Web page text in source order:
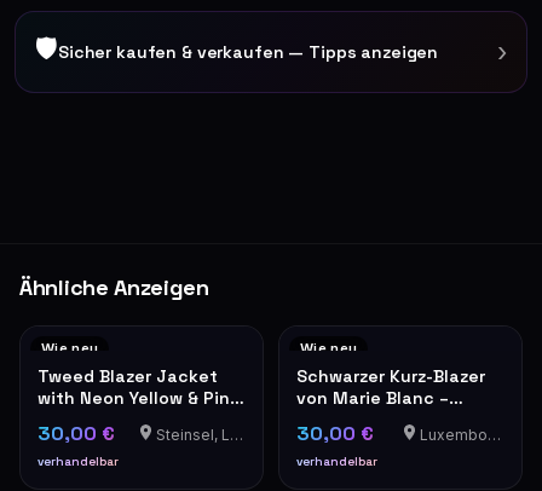
🛡Sicher kaufen & verkaufen — Tipps anzeigen ›
Ähnliche Anzeigen
Wie neu
Tweed Blazer Jacket
with Neon Yellow & Pink
30,00 €
verhandelbar
Steinsel, Luxembourg
Wie neu
Schwarzer Kurz-Blazer
von Marie Blanc –
elegant & modern
30,00 €
verhandelbar
Luxembourg-Cents